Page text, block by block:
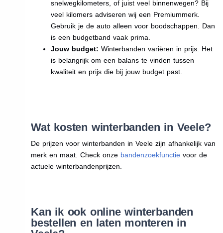
snelwegkilometers, of juist veel binnenwegen? Bij
veel kilomers adviseren wij een Premiummerk.
Gebruik je de auto alleen voor boodschappen. Dan
is een budgetband vaak prima.
Jouw budget: Winterbanden variëren in prijs. Het
is belangrijk om een balans te vinden tussen
kwaliteit en prijs die bij jouw budget past.
Wat kosten winterbanden in Veele?
De prijzen voor winterbanden in Veele zijn afhankelijk van
merk en maat. Check onze bandenzoekfunctievoor de
actuele winterbandenprijzen.
Kan ik ook online winterbanden
bestellen en laten monteren in